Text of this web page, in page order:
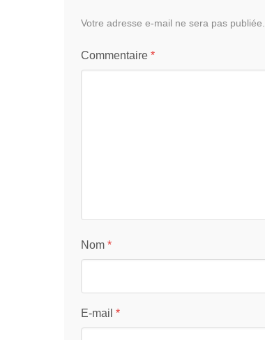
Votre adresse e-mail ne sera pas publiée.
Commentaire *
Nom *
E-mail *